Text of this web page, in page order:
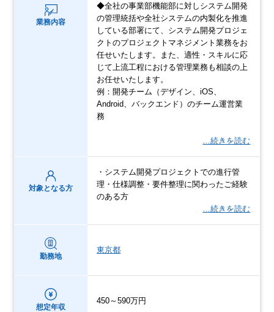
業務内容
◆全社の事業部機能部に対しシステム開発
の管理統括や全社システムの内製化を推進
している部署にて、システム開発プロジェ
クトのプロジェクトマネジメント業務をお
任せいたします。また、適性・スキルに応
じて上流工程における管理業務も相談の上
お任せいたします。
例：開発チーム（デザイン、iOS、
Android、バックエンド）のチーム運営業
務
…続きを読む
対象となる方
・システム開発プロジェクトでの進行管
理・仕様調整・要件整理に関わったご経験
のある方
…続きを読む
勤務地
東京都
想定年収
450～590万円